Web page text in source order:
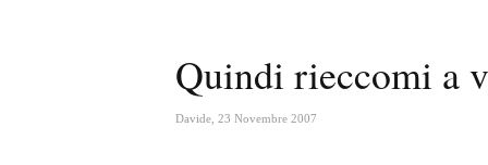
Quindi rieccomi a
Davide 23 Novembre 2007